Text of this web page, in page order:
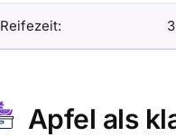
Reifezeit:
Apfel als